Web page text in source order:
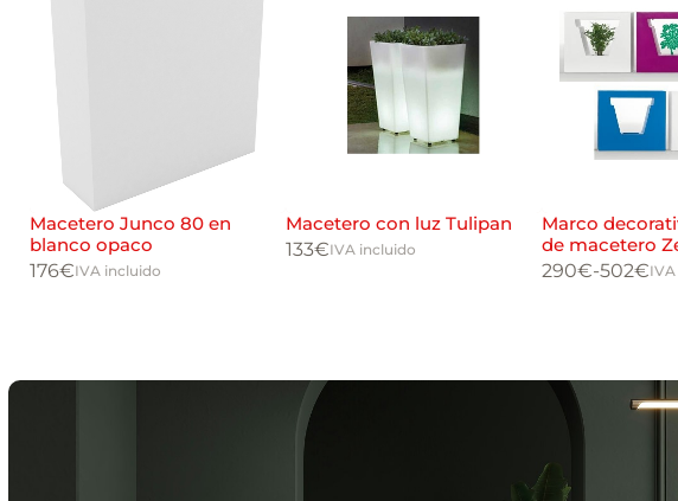
Macetero Junco 80 en
blanco opaco
176€IVA incluido
Macetero con luz Tulipan
133€IVA incluido
Marco
de macetero
290€-502€